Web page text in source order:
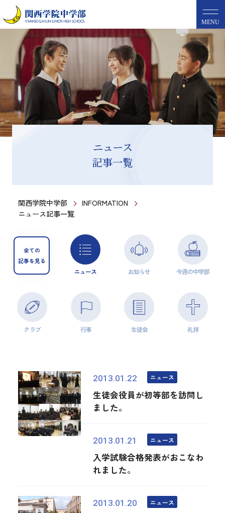
MENU
ニュース
記事一覧
関西学院中学部
INFORMATION
ニュース記事一覧
全ての
記事を見る
ニュース お知らせ 今週の中学部
クラブ 行事 生徒会 礼拝
2013.01.22 ニュース
生徒会役員が初等部を訪問し
ました。
2013.01.21 ニュース
入学試験合格発表がおこなわ
れました。
2013.01.20 ニュース